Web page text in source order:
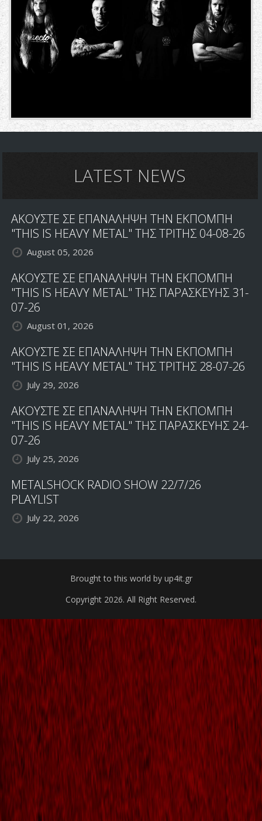
LATEST NEWS
ΑΚΟΥΣΤΕ ΣΕ ΕΠΑΝΑΛΗΨΗ ΤΗΝ ΕΚΠΟΜΠΗ
"THIS IS HEAVY METAL" ΤΗΣ ΤΡΙΤΗΣ 04-08-26
August 05, 2026
ΑΚΟΥΣΤΕ ΣΕ ΕΠΑΝΑΛΗΨΗ ΤΗΝ ΕΚΠΟΜΠΗ
"THIS IS HEAVY METAL" ΤΗΣ ΠΑΡΑΣΚΕΥΗΣ 31-
07-26
August 01, 2026
ΑΚΟΥΣΤΕ ΣΕ ΕΠΑΝΑΛΗΨΗ ΤΗΝ ΕΚΠΟΜΠΗ
"THIS IS HEAVY METAL" ΤΗΣ ΤΡΙΤΗΣ 28-07-26
July 29, 2026
ΑΚΟΥΣΤΕ ΣΕ ΕΠΑΝΑΛΗΨΗ ΤΗΝ ΕΚΠΟΜΠΗ
"THIS IS HEAVY METAL" ΤΗΣ ΠΑΡΑΣΚΕΥΗΣ 24-
07-26
July 25, 2026
METALSHOCK RADIO SHOW 22/7/26
PLAYLIST
July 22, 2026
Brought to this world by up4it.gr
Copyright 2026. All Right Reserved.